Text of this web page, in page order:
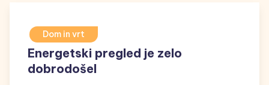
Dom in vrt
Energetski pregled je zelo
dobrodošel